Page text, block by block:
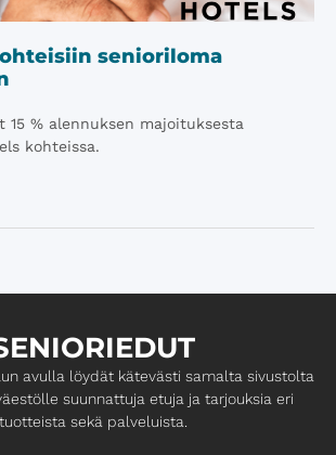
senioriloma
15 % alennuksen majoituksesta
kohteissa.
avulla löydät kätevästi samalta ​sivustolta
suunnattuja etuja ja ​tarjouksia eri
tuotteista sekä palveluista.